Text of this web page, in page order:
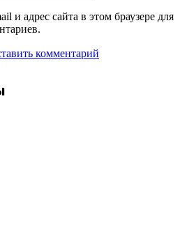
и адрес сайта в этом браузере для
комментарий